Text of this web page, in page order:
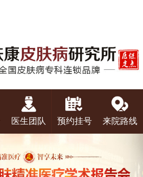
医生团队 预约挂号 来院路线